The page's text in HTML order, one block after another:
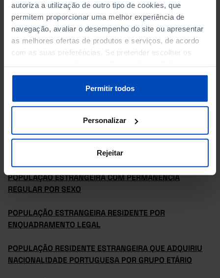
autoriza a utilização de outro tipo de cookies, que
permitem proporcionar uma melhor experiência de
navegação, avaliar o desempenho do site ou apresentar
as melhores ofertas de produtos e serviços, de acordo
com as suas preferências. Se pretender escolher os
sobre cookies através da gestão de preferências ou da
Política de Cookies.
Permitir todos
Personalizar
Rejeitar
IMIGRANTES PERMANENTES POR GRUPO ETÁRIO
IMIGRANTES PERMANENTES POR NACIONALIDADE
POPULAÇÃO ESTRANGEIRA COM ESTATUTO LEGAL DE
RESIDENTE POR NACIONALIDADES
POPULAÇÃO ESTRANGEIRA COM ESTATUTO LEGAL DE
POPULAÇÃO ESTRANGEIRA COM PERMANÊNCIA
REGULAR POR SEXO
POPULAÇÃO ESTRANGEIRA RESIDENTE POR
ENQUADRAMENTO LEGAL
POPULAÇÃO RESIDENTE ESTRANGEIRA QUE ADQUIRIU
NACIONALIDADE PORTUGUESA POR GRUPO ETÁRIO